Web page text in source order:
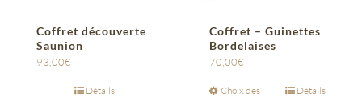
Coffret découverte
Saunion
93,00€
Détails
Coffret – Guinettes
Bordelaises
70,00€
Choix des
Détails